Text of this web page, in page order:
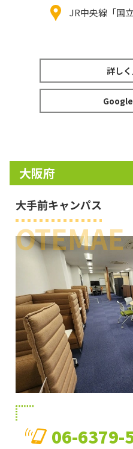
JR中央線「国
詳し
大阪府
大手前キャンパス
OTEMAE
06-6379-